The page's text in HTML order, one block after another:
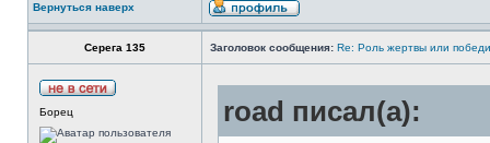
Вернуться наверх
Серега 135 Заголовок сообщения: Re: Роль жертвы или
Борец road писал(а):